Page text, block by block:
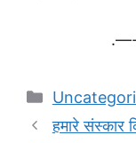
.—-संगीता
Categories
हमारे संस्कार